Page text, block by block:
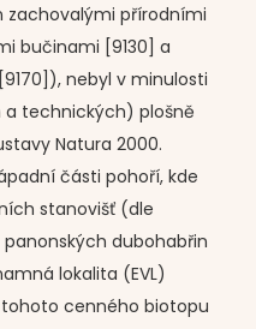
zachovalými přírodními
bučinami [9130] a
nebyl v minulosti
technických) plošně
Natura 2000.
části pohoří, kde
stanovišť (dle
dubohabřin
lokalita (EVL)
tohoto cenného biotopu